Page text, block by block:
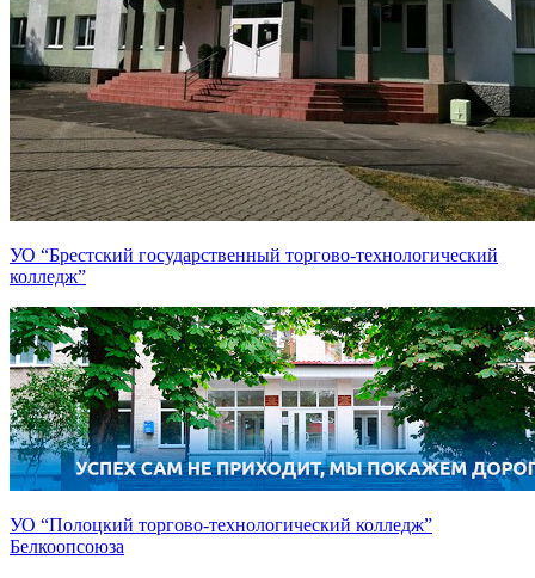
УО “Брестский государственный торгово-технологический
колледж”
УО “Полоцкий торгово-технологический колледж”
Белкоопсоюза